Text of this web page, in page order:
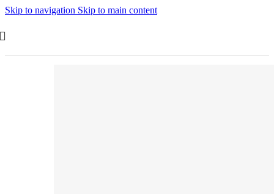
Skip to navigation Skip to main content